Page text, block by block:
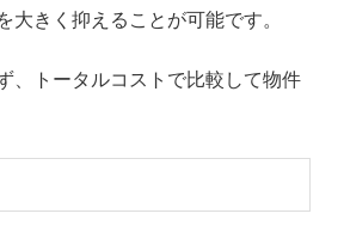
大きく抑えることが可能です。
、トータルコストで比較して物件